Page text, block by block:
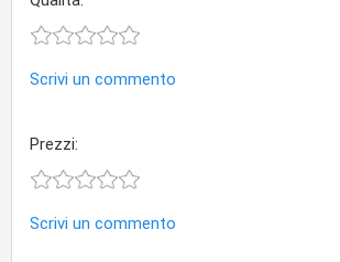
Scrivi un commento
Prezzi:
Scrivi un commento